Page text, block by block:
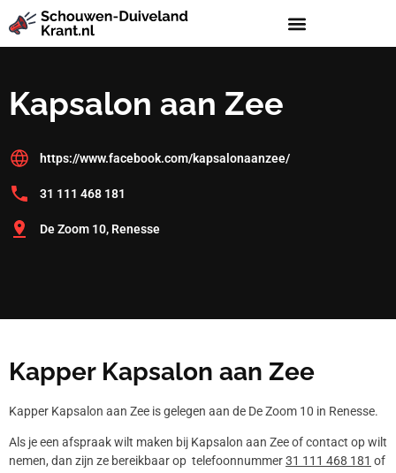
Kapsalon aan Zee
https://www.facebook.com/kapsalonaanzee/
31 111 468 181
De Zoom 10, Renesse
Kapper Kapsalon aan Zee
Kapper Kapsalon aan Zee is gelegen aan de De Zoom 10 in Renesse.
Als je een afspraak wilt maken bij Kapsalon aan Zee of contact op wilt
nemen, dan zijn ze bereikbaar op telefoonnummer31 111 468 181 of